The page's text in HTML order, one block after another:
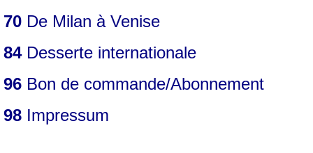
70 De Milan à Venise
84Desserte internationale
96 Bon de commande/Abonnement
98 Impressum